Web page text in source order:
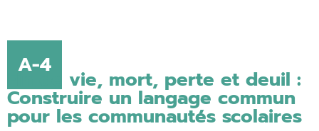
A-4
Fin de vie, mort, perte et deuil :
Construire un langage commun
pour les communautés scolaires